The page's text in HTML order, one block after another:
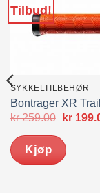
Tilbud!
SYKKELTILBEHØR
Bontrager XR
kr259.00
var:
kr
kr
Kjøp